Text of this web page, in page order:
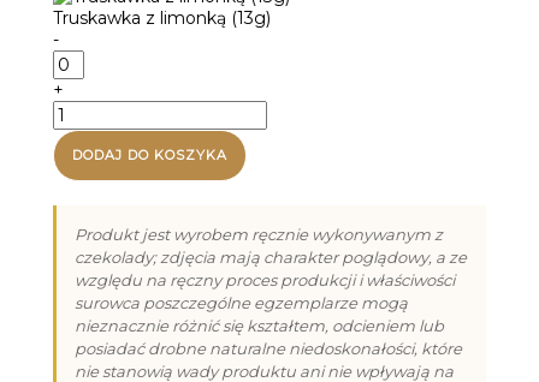
Truskawka z limonką (13g)
-
ilość
Truskawka
z
limonką
(13g)
+
ilość
Praliny
na
Dzień
Dziadka
DODAJ DO KOSZYKA
Produkt jest wyrobem ręcznie wykonywanym z
czekolady; zdjęcia mają charakter poglądowy, a ze
względu na ręczny proces produkcji i właściwości
surowca poszczególne egzemplarze mogą
nieznacznie różnić się kształtem, odcieniem lub
posiadać drobne naturalne niedoskonałości, które
nie stanowią wady produktu ani nie wpływają na